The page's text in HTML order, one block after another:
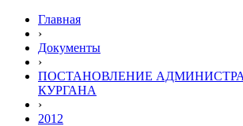
Главная
›
Документы
›
ПОСТАНОВЛЕНИЕ
КУРГАНА
›
2012